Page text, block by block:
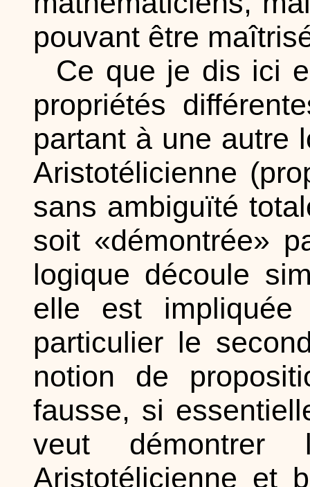
pouvant être
Ce que je dis ici
propriétés
partant à une autre
Aristotélicienne
sans ambiguïté
soit «démontrée»
logique découle
elle est
particulier le
notion de
fausse, si
veut
Aristotélicienne et